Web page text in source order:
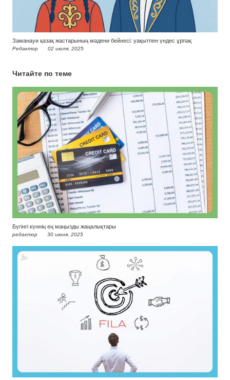
Заманауи қазақ жастарының мәдени бейнесі: уақытпен үндес ұрпақ
Редактор 02 июля, 2025
Читайте по теме
Бүгінгі күннің ең маңызды жаңалықтары
редактор 30 июня, 2025